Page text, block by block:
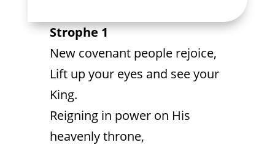
Strophe 1
New covenant people rejoice,
Lift up your eyes and see your
King.
Reigning in power on His
heavenly throne,